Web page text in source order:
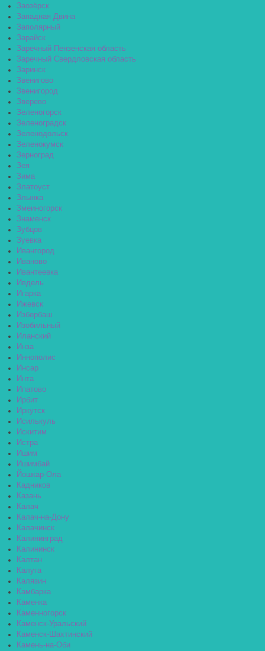
Заозёрск
Западная Двина
Заполярный
Зарайск
Заречный Пензенская область
Заречный Свердловская область
Заринск
Звенигово
Звенигород
Зверево
Зеленогорск
Зеленоградск
Зеленодольск
Зеленокумск
Зерноград
Зея
Зима
Златоуст
Злынка
Змеиногорск
Знаменск
Зубцов
Зуевка
Ивангород
Иваново
Ивантеевка
Ивдель
Игарка
Ижевск
Избербаш
Изобильный
Иланский
Инза
Иннополис
Инсар
Инта
Ипатово
Ирбит
Иркутск
Исилькуль
Искитим
Истра
Ишим
Ишимбай
Йошкар-Ола
Кадников
Казань
Калач
Калач-на-Дону
Калачинск
Калининград
Калининск
Калтан
Калуга
Калязин
Камбарка
Каменка
Каменногорск
Каменск-Уральский
Каменск-Шахтинский
Камень-на-Оби